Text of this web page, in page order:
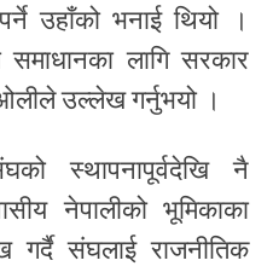
उहाँको भनाई थियो ।
लागि सरकार
उल्लेख गर्नुभयो ।
स्थापनापूर्वदेखि नै
नेपालीको भूमिकाका
संघलाई राजनीतिक